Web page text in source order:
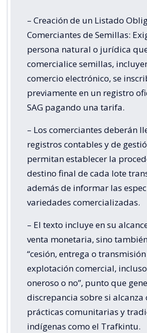
– Creación de un Listado
Comerciantes de Semillas:
persona natural o jurídica
comercialice semillas,
comercio electrónico, se
previamente en un registro
SAG pagando una tarifa.
– Los comerciantes deberán
registros contables y de
permitan establecer la
destino final de cada lote
además de informar las
variedades comercializadas.
– El texto incluye en su
venta monetaria, sino
“cesión, entrega o
explotación comercial,
oneroso o no”, punto que
discrepancia sobre si alcanza
prácticas comunitarias y
indígenas como el Trafkintu.